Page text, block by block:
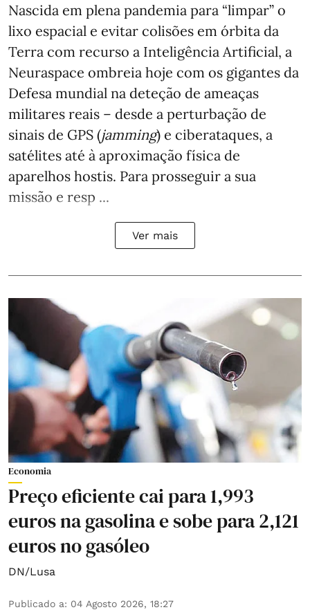
Nascida em plena pandemia para “limpar” o
lixo espacial e evitar colisões em órbita da
Terra com recurso a Inteligência Artificial, a
Neuraspace ombreia hoje com os gigantes da
Defesa mundial na deteção de ameaças
militares reais – desde a perturbação de
sinais de GPS (jamming) e ciberataques, a
satélites até à aproximação física de
aparelhos hostis. Para prosseguir a sua
missão e resp ...
Ver mais
Economia
Preço eficiente cai para 1,993
euros na gasolina e sobe para 2,121
euros no gasóleo
DN/Lusa
Publicado a: 04 Agosto 2026, 18:27